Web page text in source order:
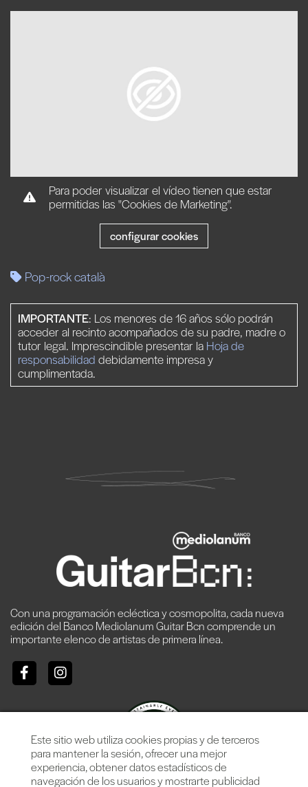
Para poder visualizar el vídeo tienen que estar
permitidas las "Cookies de Marketing".
configurar cookies
Pop-rock català
IMPORTANTE: Los menores de 16 años sólo podrán
acceder al recinto acompañados de su padre, madre o
tutor legal. Imprescindible presentar la Hoja de
responsabilidad debidamente impresa y
cumplimentada.
Con una programación ecléctica y cosmopolita, cada nueva
edición del Banco Mediolanum Guitar Bcn comprende un
importante elenco de artistas de primera línea.
Este sitio web utiliza cookies propias y de terceros
para mantener la sesión, ofrecer una mejor
experiencia, obtener datos estadísticos de
navegación de los usuarios y mostrarte publicidad